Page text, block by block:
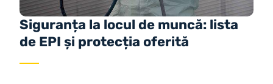
Siguranța la locul de muncă: lista
de EPI și protecția oferită